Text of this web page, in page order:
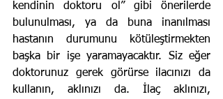
kendinin doktoru ol” gibi önerilerde
bulunulması, ya da buna inanılması
hastanın durumunu kötüleştirmekten
başka bir işe yaramayacaktır. Siz eğer
doktorunuz gerek görürse ilacınızı da
kullanın, aklınızı da. İlaç aklınızı,